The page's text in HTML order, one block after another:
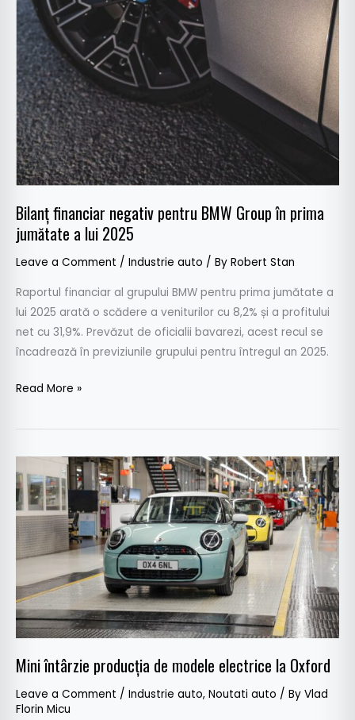
Bilanț financiar negativ pentru BMW Group în prima
jumătate a lui 2025
Leave a Comment / Industrie auto / By Robert Stan
Raportul financiar al grupului BMW pentru prima jumătate a
lui 2025 arată o scădere a veniturilor cu 8,2% și a profitului
net cu 31,9%. Prevăzut de oficialii bavarezi, acest recul se
încadrează în previziunile grupului pentru întregul an 2025.
Read More »
Mini întârzie producția de modele electrice la Oxford
Leave a Comment / Industrie auto, Noutati auto / By Vlad
Florin Micu
întârzie
producția
de
modele
electrice
la
Oxford